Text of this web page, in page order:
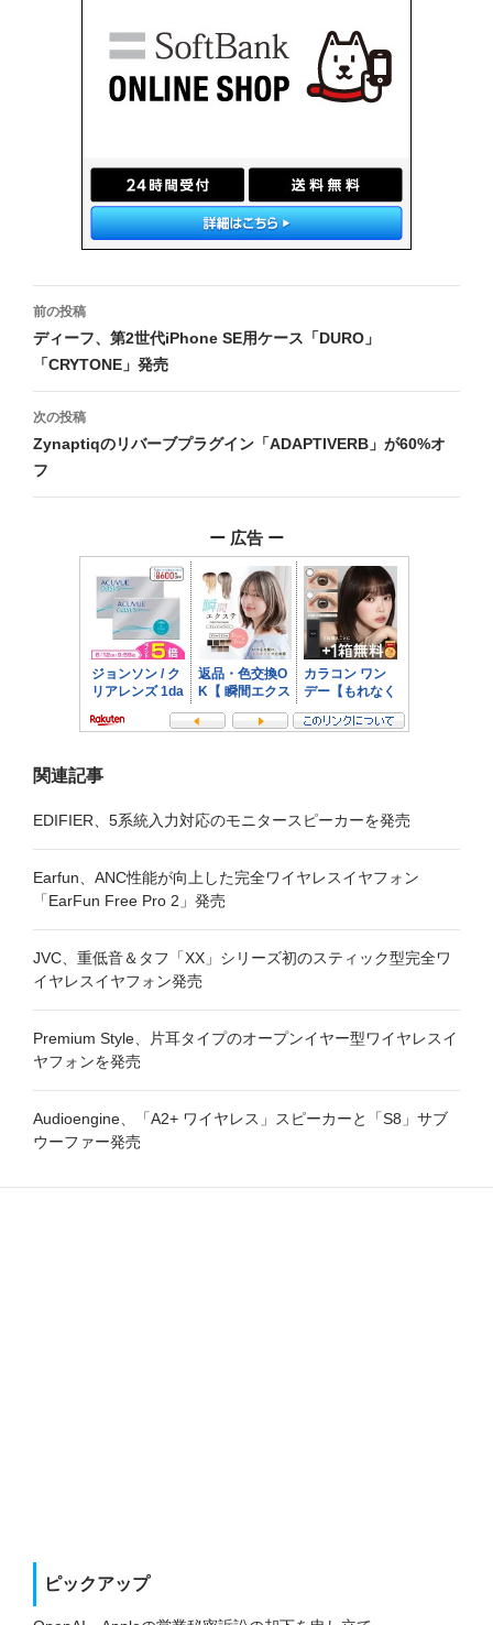
投
稿
ナ
ビ
ゲ
ー
前の投稿
ディーフ、第2世代iPhone SE用ケース「DURO」
「CRYTONE」発売
次の投稿
Zynaptiqのリバーブプラグイン「ADAPTIVERB」が60%オ
フ
ー 広告 ー
関連記事
EDIFIER、5系統入力対応のモニタースピーカーを発売
Earfun、ANC性能が向上した完全ワイヤレスイヤフォン
「EarFun Free Pro 2」発売
JVC、重低音＆タフ「XX」シリーズ初のスティック型完全ワ
イヤレスイヤフォン発売
Premium Style、片耳タイプのオープンイヤー型ワイヤレスイ
ヤフォンを発売
Audioengine、「A2+ ワイヤレス」スピーカーと「S8」サブ
ウーファー発売
ピックアップ